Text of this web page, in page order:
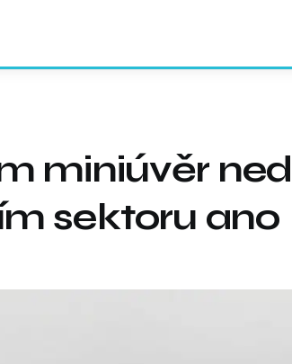
miniúvěr
sektoru ano